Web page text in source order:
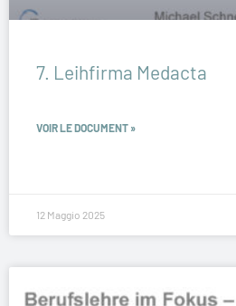
7. Leihfirma Medacta
VOIR LE DOCUMENT »
12 Maggio 2025